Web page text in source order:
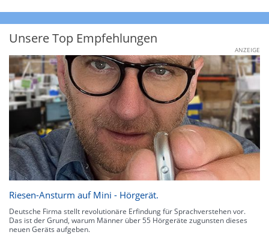
Unsere Top Empfehlungen
ANZEIGE
Riesen-Ansturm auf Mini - Hörgerät.
Deutsche Firma stellt revolutionäre Erfindung für Sprachverstehen vor.
Das ist der Grund, warum Männer über 55 Hörgeräte zugunsten dieses
neuen Geräts aufgeben.